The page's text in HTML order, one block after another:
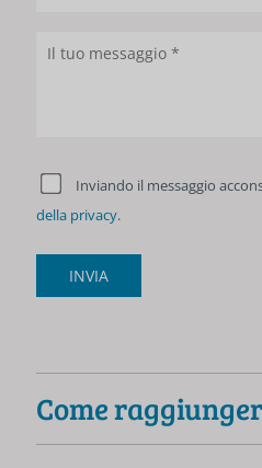
Inviando il messaggio
della privacy.
INVIA
Come